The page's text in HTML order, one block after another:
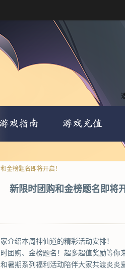
金榜题名即将开启！
新限时团购和金榜题名即将开
介绍本周神仙道的精彩活动安排！
团购、金榜题名！超多超值奖励等你
暑期系列福利活动陪伴大家共渡炎炎